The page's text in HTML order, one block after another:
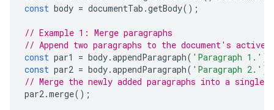
const body = documentTab .getBody();
// Example 1: Merge paragraphs
// Append two paragraphs to the document's active
const par1 = body.appendParagraph( 'Paragraph 1.' );
const par2 = body.appendParagraph( 'Paragraph 2.' );
// Merge the newly added paragraphs into a single
par2.merge();